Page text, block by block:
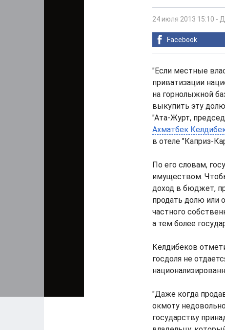
24 июля 2013 15:10 -
Facebook
"Если местные
приватизации
на горнолыжной
выкупить эту
"Ата-Журт,
Ахматбек
в отеле "Каприз-
По его словам,
имуществом.
доход в бюджет,
продать долю или
частного
а тем более
Келдибеков
госдоля не
"Даже когда
окмоту
государству